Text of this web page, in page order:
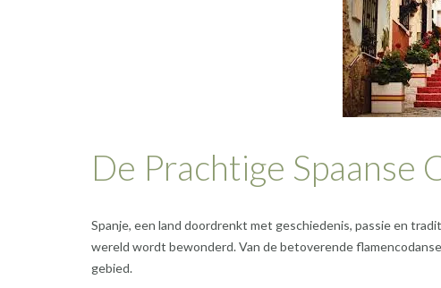
De Prachtige Spaanse
Spanje, een land doordrenkt met geschiedenis, passie en
wereld wordt bewonderd. Van de betoverende
gebied.